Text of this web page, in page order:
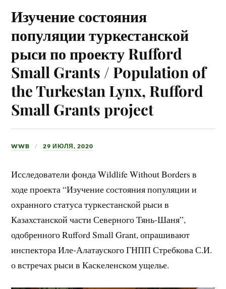
Изучение состояния
популяции туркестанской
рыси по проекту Rufford
Small Grants / Population of
the Turkestan Lynx, Rufford
Small Grants project
WWB 29 ИЮЛЯ, 2020
Исследователи фонда Wildlife Without Borders в
ходе проекта “Изучение состояния популяции и
охранного статуса туркестанской рыси в
Казахстанской части Северного Тянь-Шаня”,
одобренного Rufford Small Grant, опрашивают
инспектора Иле-Алатауского ГНПП Стребкова С.И.
о встречах рыси в Каскеленском ущелье.